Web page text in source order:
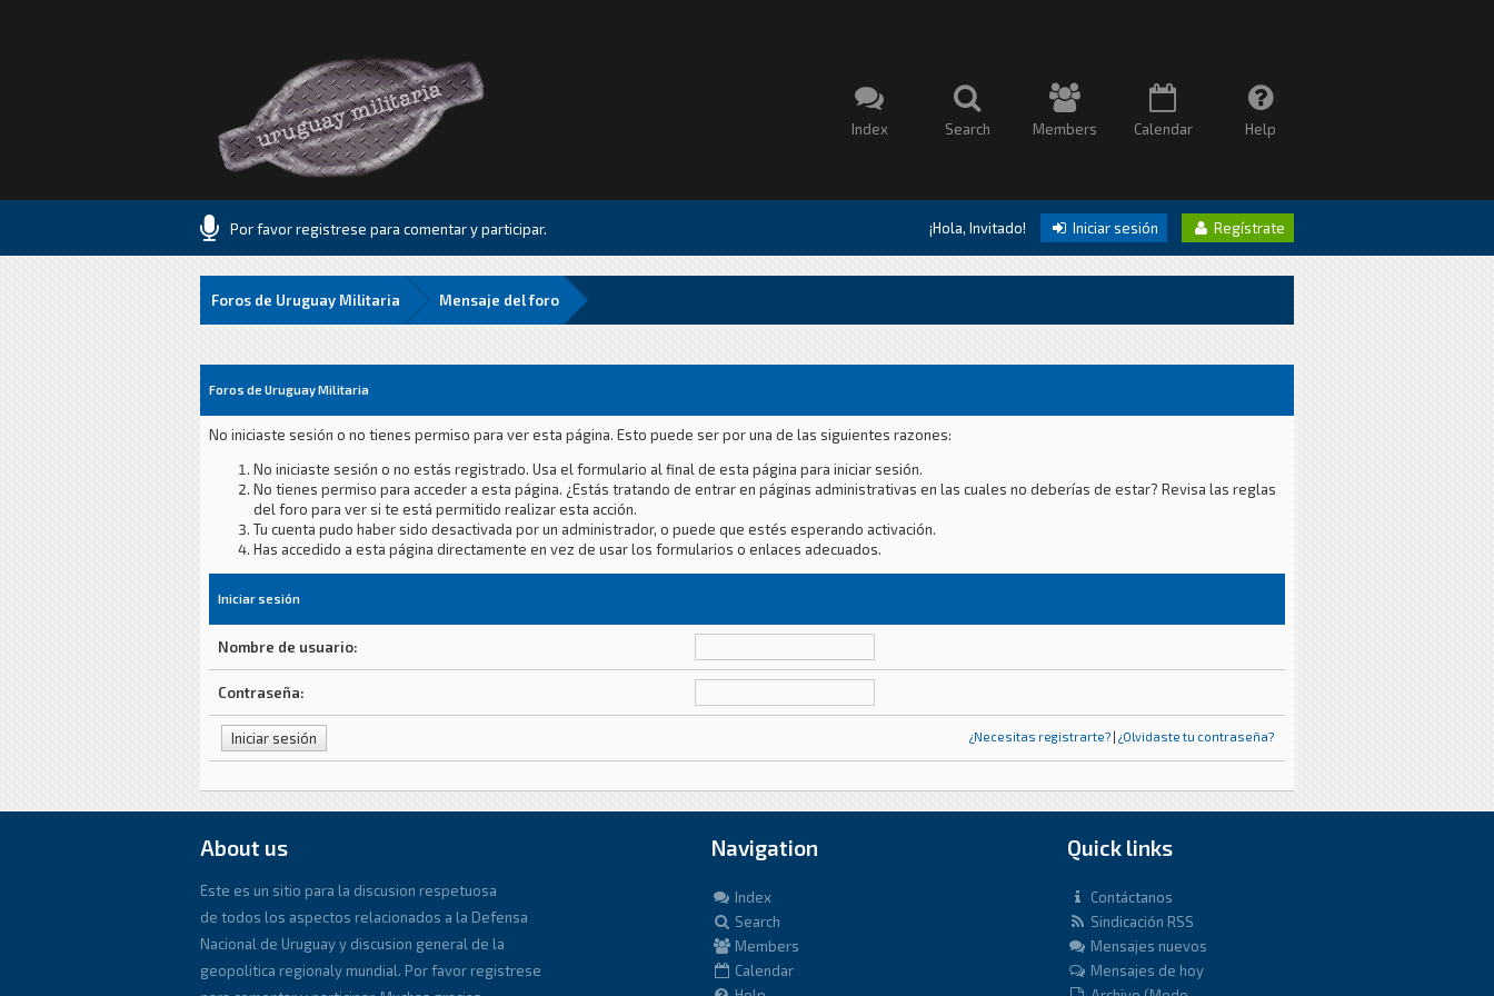
Index Search Members Calendar Help
Por favor registrese para comentar y participar. ¡Hola, Invitado! Iniciar sesión Regístrate
Foros de Uruguay Militaria Mensaje del foro
Foros de Uruguay Militaria
No iniciaste sesión o no tienes permiso para ver esta página. Esto puede ser por una de las siguientes razones:
No iniciaste sesión o no estás registrado. Usa el formulario al final de esta página para iniciar sesión.
No tienes permiso para acceder a esta página. ¿Estás tratando de entrar en páginas administrativas en las cuales no deberías de estar? Revisa las reglas
del foro para ver si te está permitido realizar esta acción.
Tu cuenta pudo haber sido desactivada por un administrador, o puede que estés esperando activación.
Has accedido a esta página directamente en vez de usar los formularios o enlaces adecuados.
Iniciar sesión
Nombre de usuario:
Contraseña:
¿Necesitas registrarte? | ¿Olvidaste tu contraseña?
About us
Este es un sitio para la discusion respetuosa
de todos los aspectos relacionados a la Defensa
Nacional de Uruguay y discusion general de la
geopolitica regionaly mundial. Por favor registrese
Navigation
Index
Search
Members
Calendar
Quick links
Contáctanos
Sindicación RSS
Mensajes nuevos
Mensajes de hoy